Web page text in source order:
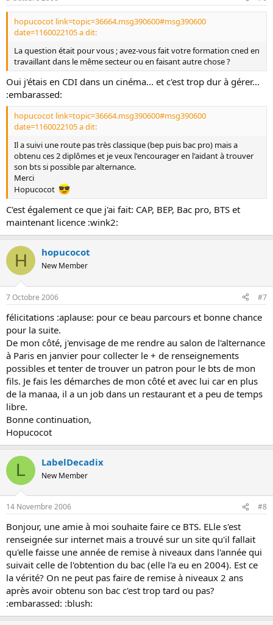
hopucocot link=topic=36664.msg390600#msg390600
date=1160022105 a dit:
La question était pour vous ; avez-vous fait votre formation cned en
travaillant dans le même secteur ou en faisant autre chose ?
Oui j'étais en CDI dans un cinéma... et c'est trop dur à gérer...
:embarassed:
hopucocot link=topic=36664.msg390600#msg390600
date=1160022105 a dit:
Il a suivi une route pas très classique (bep puis bac pro) mais a
obtenu ces 2 diplômes et je veux l'encourager en l'aidant à trouver
son bts si possible par alternance.
Merci
Hopucocot
C'est également ce que j'ai fait: CAP, BEP, Bac pro, BTS et
maintenant licence :wink2:
H hopucocot
New Member
7 Octobre 2006 #7
félicitations :aplause: pour ce beau parcours et bonne chance
pour la suite.
De mon côté, j'envisage de me rendre au salon de l'alternance
à Paris en janvier pour collecter le + de renseignements
possibles et tenter de trouver un patron pour le bts de mon
fils. Je fais les démarches de mon côté et avec lui car en plus
de la manaa, il a un job dans un restaurant et a peu de temps
libre.
Bonne continuation,
Hopucocot
L LabelDecadix
New Member
14 Novembre 2006 #8
Bonjour, une amie à moi souhaite faire ce BTS. ELle s'est
renseignée sur internet mais a trouvé sur un site qu'il fallait
qu'elle faisse une année de remise à niveaux dans l'année qui
suivait celle de l'obtention du bac (elle l'a eu en 2004). Est ce
la vérité? On ne peut pas faire de remise à niveaux 2 ans
après avoir obtenu son bac c'est trop tard ou pas?
:embarassed: :blush: